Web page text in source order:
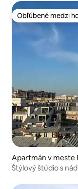
Obľúbené medzi
Obľúbené medzi
Apartmán v meste
Štýlový štúdio s